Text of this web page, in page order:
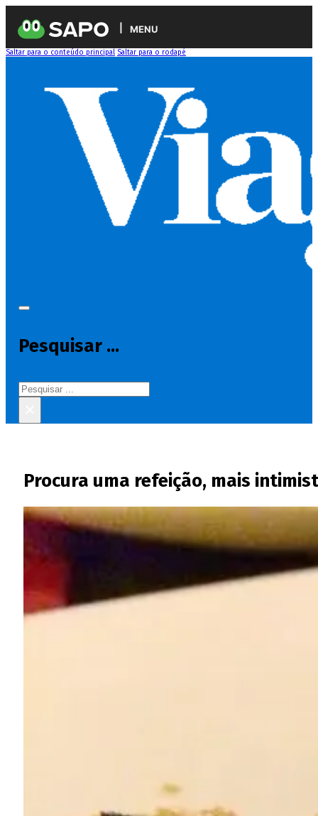
MENU
Saltar para o conteúdo principal Saltar para o rodapé
Pesquisar ...
Pesquisar
Procura uma refeição, mais